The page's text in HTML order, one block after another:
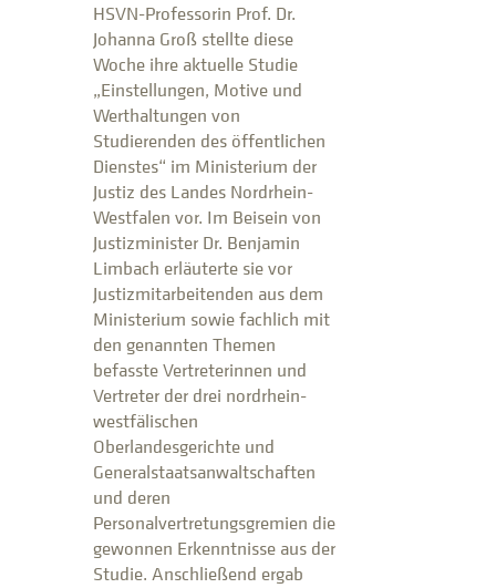
HSVN-Professorin Prof. Dr.
Johanna Groß stellte diese
Woche ihre aktuelle Studie
„Einstellungen, Motive und
Werthaltungen von
Studierenden des öffentlichen
Dienstes“ im Ministerium der
Justiz des Landes Nordrhein-
Westfalen vor. Im Beisein von
Justizminister Dr. Benjamin
Limbach erläuterte sie vor
Justizmitarbeitenden aus dem
Ministerium sowie fachlich mit
den genannten Themen
befasste Vertreterinnen und
Vertreter der drei nordrhein-
westfälischen
Oberlandesgerichte und
Generalstaatsanwaltschaften
und deren
Personalvertretungsgremien die
gewonnen Erkenntnisse aus der
Studie. Anschließend ergab